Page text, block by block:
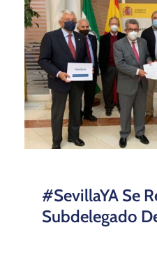
#SevillaYA Se
Subdelegado